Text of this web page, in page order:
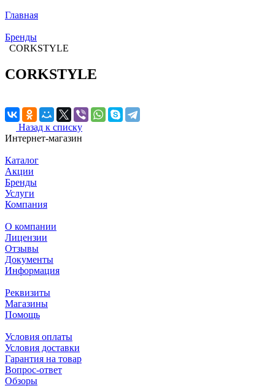
Главная
Бренды
CORKSTYLE
CORKSTYLE
Назад к списку
Интернет-магазин
Каталог
Акции
Бренды
Услуги
Компания
О компании
Лицензии
Отзывы
Документы
Информация
Реквизиты
Магазины
Помощь
Условия оплаты
Условия доставки
Гарантия на товар
Вопрос-ответ
Обзоры